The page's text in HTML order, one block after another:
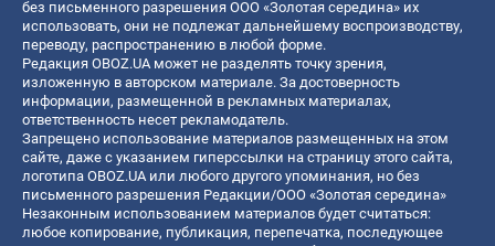
без письменного разрешения ООО «Золотая середина» их
использовать, они не подлежат дальнейшему воспроизводству,
переводу, распространению в любой форме.
Редакция OBOZ.UA может не разделять точку зрения,
изложенную в авторском материале. За достоверность
информации, размещенной в рекламных материалах,
ответственность несет рекламодатель.
Запрещено использование материалов размещенных на этом
сайте, даже с указанием гиперссылки на страницу этого сайта,
логотипа OBOZ.UA или любого другого упоминания, но без
письменного разрешения Редакции/ООО «Золотая середина»
Незаконным использованием материалов будет считаться:
любое копирование, публикация, перепечатка, последующее